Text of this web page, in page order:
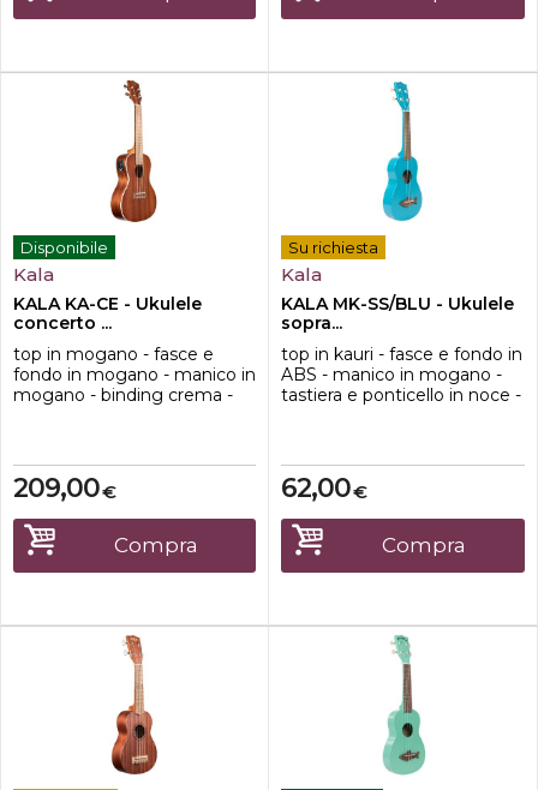
Disponibile
Kala
KALA KA-CE - Ukulele
concerto ...
top in mogano - fasce e
fondo in mogano - manico in
mogano - binding crema -
finitura satinata - corde
Aquila Super Nylgut® -
elettronica UK-300TR
€
209,00
Compra
Su richiesta
Kala
KALA MK-SS/BLU - Ukulele
sopra...
top in kauri - fasce e fondo in
ABS - manico in mogano -
tastiera e ponticello in noce -
€
62,00
Compra